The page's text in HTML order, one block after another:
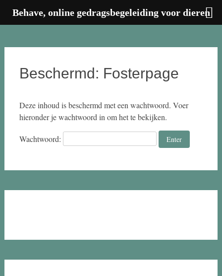
inhoudBeschermd: Fosterpage
Deze inhoud is beschermd met een wachtwoord. Voer
hieronder je wachtwoord in om het te bekijken.
Wachtwoord:
Behave, online gedragsbegeleiding voor dieren